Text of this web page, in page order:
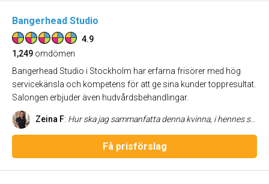
Bangerhead Studio
4.9
1,249 omdömen
Bangerhead Studio i Stockholm har erfarna frisörer med hög
servicekänsla och kompetens för att ge sina kunder toppresultat.
Salongen erbjuder även hudvårdsbehandlingar.
Zeina F: Hur ska jag sammanfatta denna kvinna, i hennes stol är jag som gladast! Hon är duktig som få, håret mår bäst och kunden är alltid i fokus. Efter flera frisörer har jag landat rätt. Bästa Jennifer
Få prisförslag